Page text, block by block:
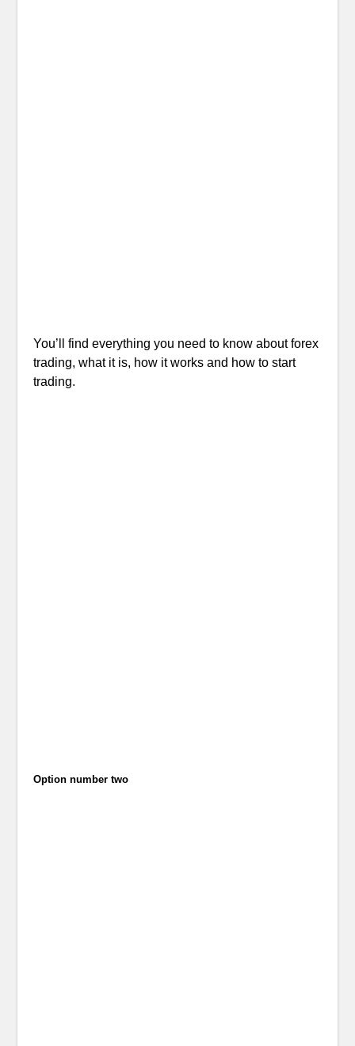
You’ll find everything you need to know about forex
trading, what it is, how it works and how to start
trading.
Option number two